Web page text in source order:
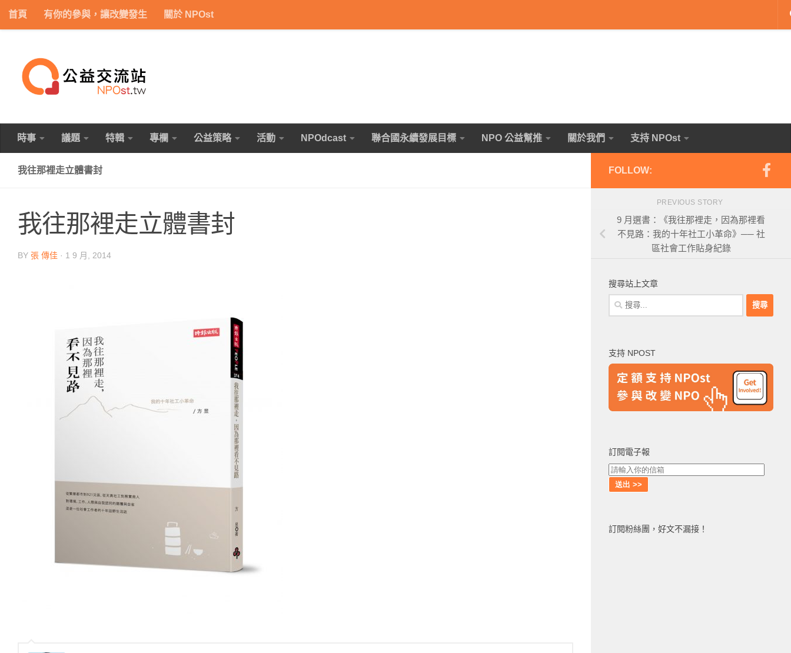
Skip to content
首頁 有你的參與，讓改變發生 關於 NPOst
時事 議題 特輯 專欄 公益策略 活動 NPOdcast 聯合國永續發展目標 NPO 公益幫推 關於我們 支持 NPOst
我往那裡走立體書封
我往那裡走立體書封
BY 張 傳佳 · 1 9 月, 2014
FOLLOW:
PREVIOUS STORY
9 月選書：《我往那裡走，因為那裡看
不見路：我的十年社工小革命》── 社
區社會工作貼身紀錄
搜尋站上文章
搜
尋
字:
支持 NPOST
訂閱電子報
訂閱粉絲團，好文不漏接！